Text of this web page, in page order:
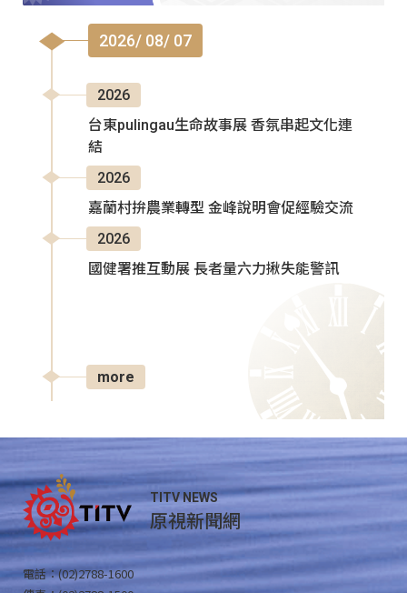
2026/ 08/ 07
2026
台東pulingau生命故事展 香氛串起文化連
結
2026
嘉蘭村拚農業轉型 金峰說明會促經驗交流
2026
國健署推互動展 長者量六力揪失能警訊
more
TITV NEWS
原視新聞網
電話：(02)2788-1600